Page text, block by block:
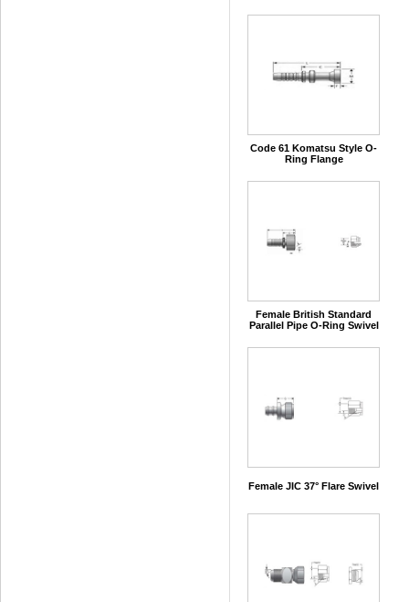
Code 61 Komatsu Style O-
Ring Flange
Female British Standard
Parallel Pipe O-Ring Swivel
Female JIC 37° Flare Swivel